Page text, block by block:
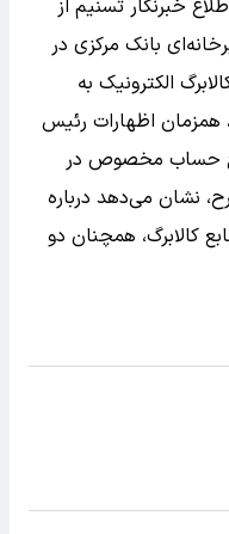
خبرنگار تسنیم از
بانک مرکزی در
۱۳ و انتقال کالابرگ الکترونیک به
همزمان اظهارات رئیس
حساب مخصوص در
نشان می‌دهد درباره
کالابرگ، همچنان دو